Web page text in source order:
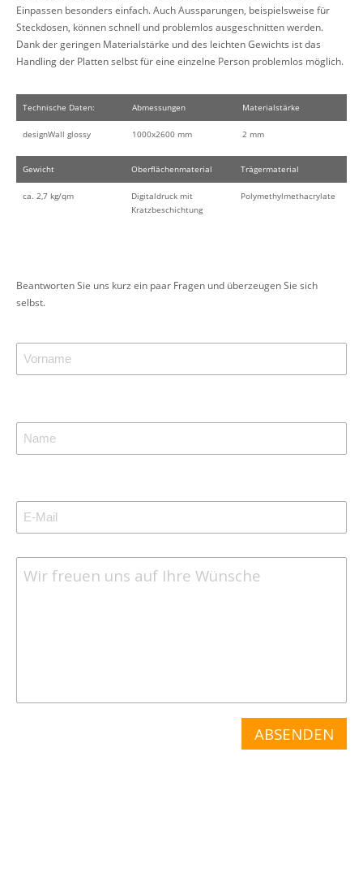
Einpassen besonders einfach. Auch Aussparungen, beispielsweise für
Steckdosen, können schnell und problemlos ausgeschnitten werden.
Dank der geringen Materialstärke und des leichten Gewichts ist das
Handling der Platten selbst für eine einzelne Person problemlos möglich.
Technische Daten: Abmessungen Materialstärke
designWall glossy 1000x2600 mm 2 mm
Gewicht Oberflächenmaterial Trägermaterial
ca. 2,7 kg/qm
Digitaldruck mit
Kratzbeschichtung
Polymethylmethacrylate
Beantworten Sie uns kurz ein paar Fragen und überzeugen Sie sich
selbst.